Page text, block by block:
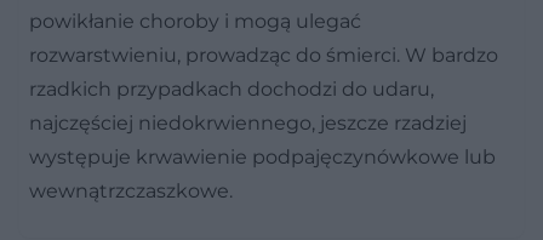
powikłanie choroby i mogą ulegać
rozwarstwieniu, prowadząc do śmierci. W bardzo
rzadkich przypadkach dochodzi do udaru,
najczęściej niedokrwiennego, jeszcze rzadziej
występuje krwawienie podpajęczynówkowe lub
wewnątrzczaszkowe.